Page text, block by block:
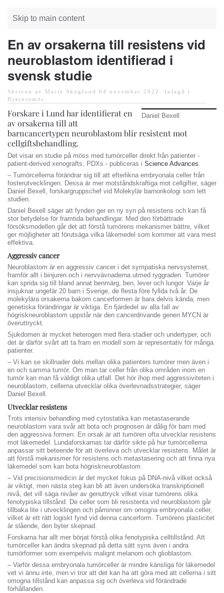
Skip to main content
En av orsakerna till resistens vid
neuroblastom identifierad i
svensk studie
Skriven av Marie Skoglund 04 november 2022
. Inlagd i
Hjärntumör
Daniel Bexell
Forskare i Lund har identifierat en
av orsakerna till att
barncancertypen neuroblastom blir resistent mot
cellgiftsbehandling.
Det visar en studie på möss med tumörceller direkt från patienter -
patient-derived xenografts, PDXs - publiceras i Science Advances.
– Tumörcellerna förändrar sig till att efterlikna embryonala celler från
fosterutvecklingen. Dessa är mer motståndskraftiga mot cellgifter, säger
Daniel Bexell, forskargruppschef vid Molekylär barnonkologi som lett
studien.
Daniel Bexell säger att fynden ger en ny syn på resistens och kan få
stor betydelse för framtida behandlingar. Med den förbättrade
försöksmodellen går det att förstå tumörens mekanismer bättre, vilket
ger möjligheter att förutsäga vilka läkemedel som kommer att vara mest
effektiva.
Aggressiv cancer
Neuroblastom är en aggressiv cancer i det sympatiska nervsystemet,
framför allt i binjuren och i nervvävnaderna utmed ryggraden. Tumörer
kan sprida sig till bland annat benmärg, ben, lever och lungor. Varje år
insjuknar ungefär 20 barn i Sverige, de flesta före fyllda två år. De
molekylära orsakerna bakom cancerformen är bara delvis kända, men
genetiska förändringar är viktiga. En fjärdedel av alla fall av
högriskneuroblastom uppstår när den cancerdrivande genen MYCN är
överuttryckt.
Sjukdomen är mycket heterogen med flera stadier och undertyper, och
det är därför svårt att ta fram en modell som är representativ för många
patienter.
– Vi kan se skillnader dels mellan olika patienters tumörer men även i
en och samma tumör. Om man tar celler från olika områden inom en
tumör kan man få väldigt olika utfall. Det hör ihop med aggressiviteten i
neuroblastom, cellerna utvecklar olika överlevnadsstrategier, säger
Daniel Bexell.
Utvecklar resistens
Trots intensiv behandling med cytostatika kan metastaserande
neuroblastom vara svår att bota och prognosen är dålig för barn med
den aggressiva formen. En orsak är att tumören ofta utvecklar resistens
mot läkemedel. Lundaforskarnas tar därför sikte på hur tumörcellerna
anpassar sitt beteende för att överleva och utvecklar resistens. Målet är
att förstå mekanismer för resistens och metastasering och att finna nya
läkemedel som kan bota högriskneuroblastom.
– Vid precisionsmedicin är det mycket fokus på DNA-nivå vilket också
är viktigt, men nästa steg kan bli att även undersöka transkriptionell
nivå, det vill säga nivåer av genuttryck vilket visar tumörens olika
fenotypiska tillstånd. De celler som bli resistenta vid neuroblastom går
tillbaka lite i utvecklingen och påminner om omogna embryonala celler,
vilket är ett rätt logiskt fynd vid denna cancerform. Tumörens plasticitet
är slående, den byter skepnad.
Forskarna har allt mer börjat förstå olika fenotypiska celltillstånd. Att
tumörceller kan ändra skepnad på detta sätt syns även i andra
tumörformer som exempelvis malignt melanom och glioblastom.
– Varför dessa embryonala tumörceller är mindre känsliga för läkemedel
vet vi ännu inte, men vi tror att det kan ha att göra med att cellerna i sitt
omogna tillstånd kan anpassa sig och överleva vid förändrade
förhållanden.